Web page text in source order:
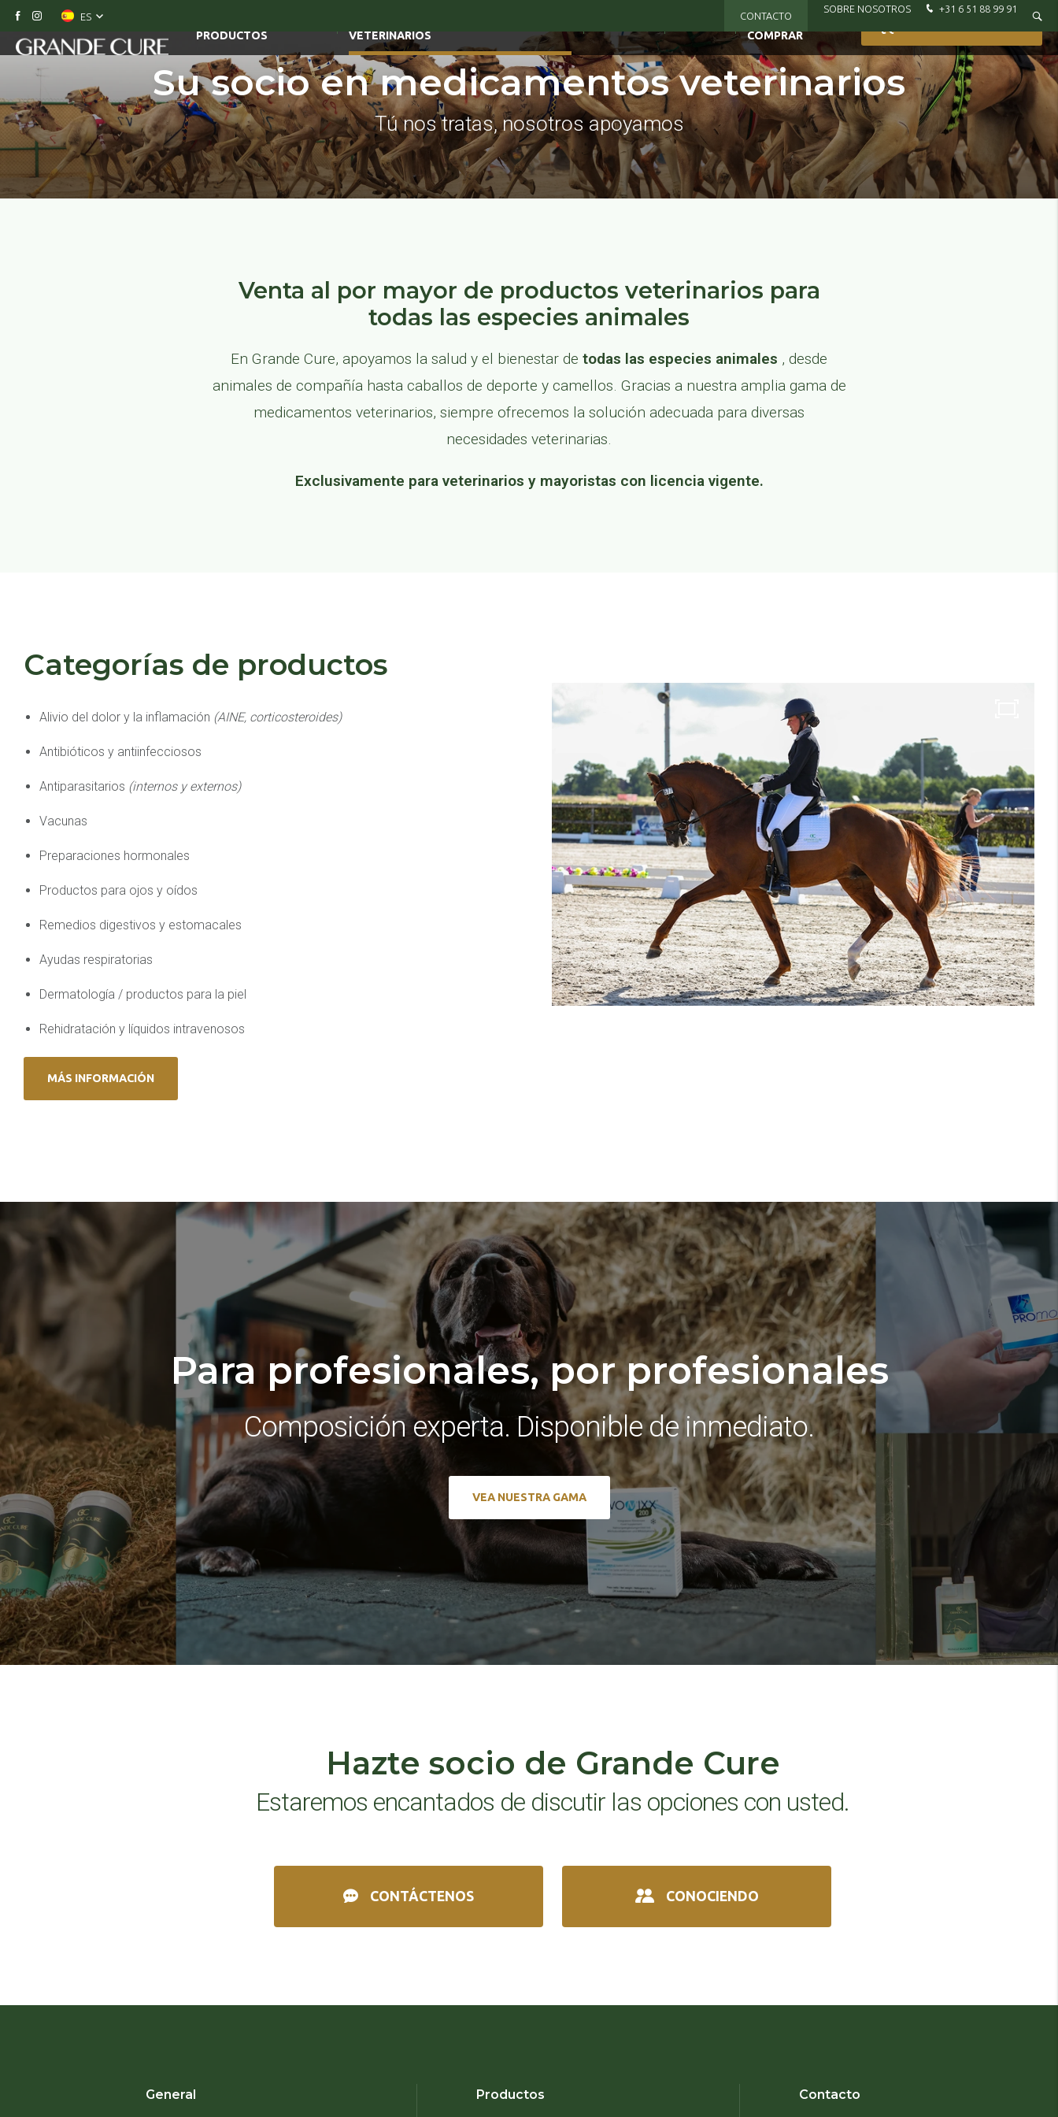
ES
+31 6 51 88 99 91
CONTACTO
SOBRE NOSOTROS
PRODUCTOS
VETERINARIOS
DÓNDE
COMPRAR
Su socio en medicamentos veterinarios
Tú nos tratas, nosotros apoyamos
Venta al por mayor de productos veterinarios para
todas las especies animales
En Grande Cure, apoyamos la salud y el bienestar de todas las especies animales , desde
animales de compañía hasta caballos de deporte y camellos. Gracias a nuestra amplia gama de
medicamentos veterinarios, siempre ofrecemos la solución adecuada para diversas
necesidades veterinarias.
Exclusivamente para veterinarios y mayoristas con licencia vigente.
Categorías de productos
Alivio del dolor y la inflamación (AINE, corticosteroides)
Antibióticos y antiinfecciosos
Antiparasitarios (internos y externos)
Vacunas
Preparaciones hormonales
Productos para ojos y oídos
Remedios digestivos y estomacales
Ayudas respiratorias
Dermatología / productos para la piel
Rehidratación y líquidos intravenosos
MÁS INFORMACIÓN
Para profesionales, por profesionales
Composición experta. Disponible de inmediato.
VEA NUESTRA GAMA
Hazte socio de Grande Cure
Estaremos encantados de discutir las opciones con usted.
CONTÁCTENOS CONOCIENDO
General Productos Contacto